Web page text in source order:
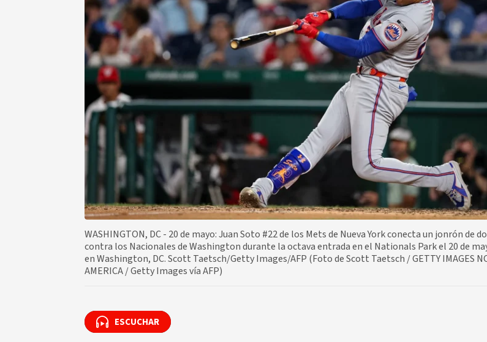
WASHINGTON, DC - 20 de mayo: Juan Soto #22 de los Mets de Nueva York conecta un jonrón de
contra los Nacionales de Washington durante la octava entrada en el Nationals Park el 20 de
en Washington, DC. Scott Taetsch/Getty Images/AFP (Foto de Scott Taetsch / GETTY IMAGES
AMERICA / Getty Images vía AFP)
ESCUCHAR
ESCUCHAR